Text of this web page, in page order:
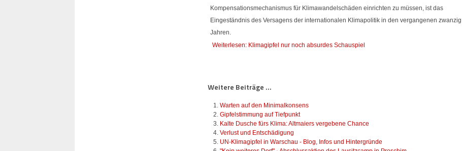
Kompensationsmechanismus für Klimawandelschäden einrichten zu müssen, ist das
Eingeständnis des Versagens der internationalen Klimapolitik in den vergangenen zwanzig
Jahren.
Weiterlesen: Klimagipfel nur noch absurdes Schauspiel
Weitere Beiträge ...
Warten auf den Minimalkonsens
Gipfelstimmung auf Tiefpunkt
Kalte Dusche fürs Klima: Altmaiers vergebene Chance
Verlust und Entschädigung
UN-Klimagipfel in Warschau - Blog, Infos und Hintergründe